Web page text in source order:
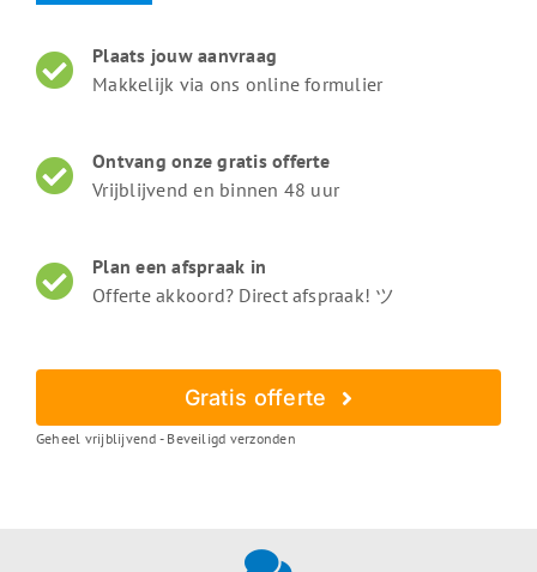
Plaats jouw aanvraag
Makkelijk via ons online formulier
Ontvang onze gratis offerte
Vrijblijvend en binnen 48 uur
Plan een afspraak in
Offerte akkoord? Direct afspraak! ツ
Gratis offerte
Geheel vrijblijvend - Beveiligd verzonden